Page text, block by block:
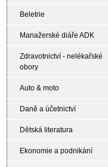
Beletrie
Manažerské diáře ADK
Zdravotnictví - nelékařské
obory
Auto & moto
Daně a účetnictví
Dětská literatura
Ekonomie a podnikání